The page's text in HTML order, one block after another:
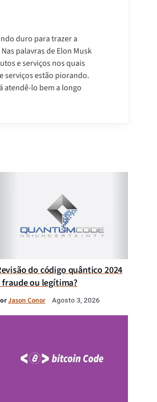
duro para trazer a
palavras de Elon Musk
e serviços nos quais
serviços estão piorando.
atendê-lo bem a longo
do código quântico 2024
fraude ou legítima?
Jason Conor Agosto 3, 2026